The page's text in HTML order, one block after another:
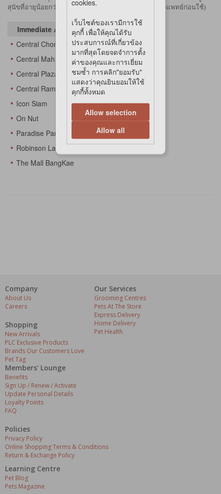
สุนัขที่อายุน้อยกว่า 2 เดือน (ในกรณีจำเป็นควรปรึกษาสัตวแพทย์ก่อนใช้)
Immediate Availability At
Central Chonburi
Central Mahachai
Central Plaza Changwattana
Central Rama 3
Icon Siam
On Nut
Paradise Park
Robinson Lat Krabang
The Mall BangKae
Company
About Us
Careers
Shopping
New Arrivals
PLC Exclusive Products
Brands Our Customers Love
Pet Tag
Our Services
Grooming Centres
Pets At The Store
Express Delivery
Home Delivery
Pet Health
Members' Lounge
Benefits
Sign Up / Renew / Activate
Update Personal Details
Loyalty Points
FAQ
Policies
Privacy Policy
Online Shopping Terms & Conditions
Return & Exchange Policy
Learning Centre
Pet Blog
Pets Magazine
cookies.
เว็บไซต์ของเรามีการใช้
คุกกี้ เพื่อให้คุณได้รับ
ประสบการณ์ที่เกี่ยวข้อง
มากที่สุดโดยจดจำการตั้ง
ค่าของคุณและการเยี่ยม
ชมซ้ำ การคลิก"ยอมรับ"
แสดงว่าคุณยินยอมให้ใช้
คุกกี้ทั้งหมด
Allow selection
Allow all